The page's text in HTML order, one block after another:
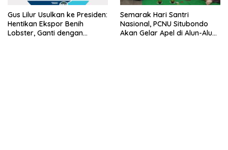
Gus Lilur Usulkan ke Presiden:
Hentikan Ekspor Benih
Lobster, Ganti dengan
Semarak Hari Santri
Nasional, PCNU Situbondo
Akan Gelar Apel di Alun-Alun